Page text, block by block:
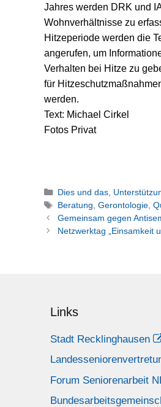
Jahres werden DRK und
Wohnverhältnisse zu
Hitzeperiode werden die
angerufen, um
Verhalten bei Hitze zu
für
werden.
Text: Michael Cirkel
Fotos Privat
Kategorien
Dies und das,
Schlagwörter
Beratung Gerontologie,
Gemeinsam gegen
Netzwerktag „Einsamkeit
Links
Stadt Recklinghausen
Forum Seniorenarbeit